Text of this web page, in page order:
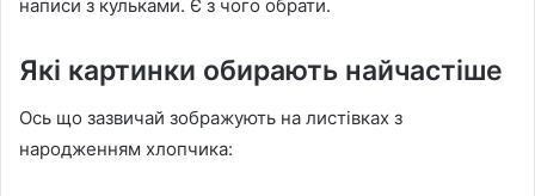
написи з кульками. Є з чого обрати.
Які картинки обирають найчастіше
Ось що зазвичай зображують на листівках з
народженням хлопчика: